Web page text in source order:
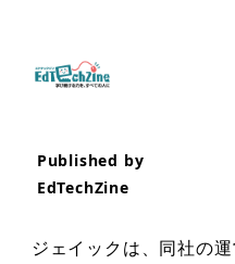
Published by
EdTechZine
ジェイックは、同社の